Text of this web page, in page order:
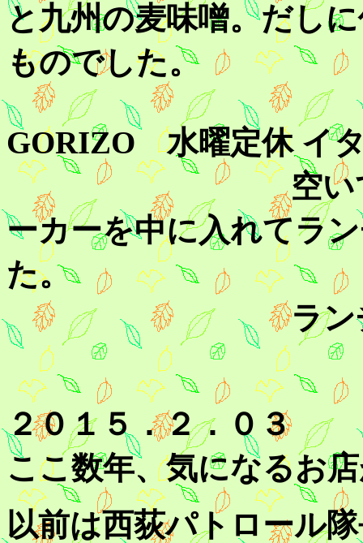
と九州の麦味噌。だし
ものでした。
GORIZO 水曜定休 イ
空いていれば
ーカーを中に入れてラ
た。
ランチは
２０１５．２．０３
ここ数年、気になるお
以前は西荻パトロール